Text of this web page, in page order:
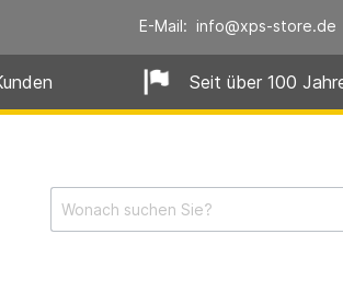
E-Mail: info@xps-store.de
Seit über 100